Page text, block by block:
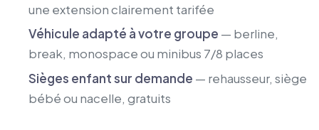
une extension clairement tarifée
Véhicule adapté à votre groupe — berline,
break, monospace ou minibus 7/8 places
Sièges enfant sur demande — rehausseur, siège
bébé ou nacelle, gratuits